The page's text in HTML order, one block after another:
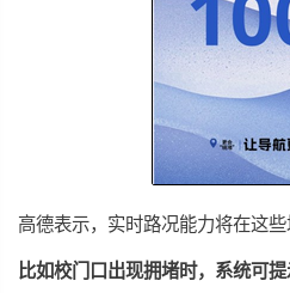
高德表示，实时路况能力将在这些
比如校门口出现拥堵时，系统可